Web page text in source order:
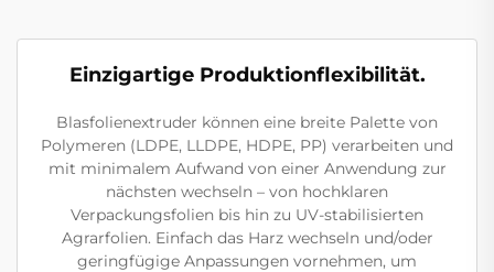
Einzigartige Produktionflexibilität.
Blasfolienextruder können eine breite Palette von
Polymeren (LDPE, LLDPE, HDPE, PP) verarbeiten und
mit minimalem Aufwand von einer Anwendung zur
nächsten wechseln – von hochklaren
Verpackungsfolien bis hin zu UV-stabilisierten
Agrarfolien. Einfach das Harz wechseln und/oder
geringfügige Anpassungen vornehmen, um